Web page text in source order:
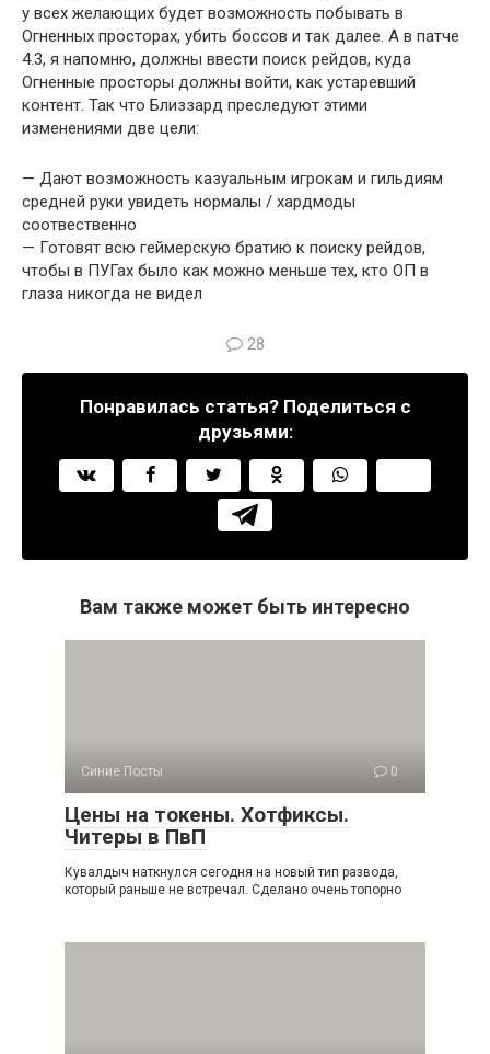
у всех желающих будет возможность побывать в
Огненных просторах, убить боссов и так далее. А в патче
4.3, я напомню, должны ввести поиск рейдов, куда
Огненные просторы должны войти, как устаревший
контент. Так что Близзард преследуют этими
изменениями две цели:
— Дают возможность казуальным игрокам и гильдиям
средней руки увидеть нормалы / хардмоды
соотвественно
— Готовят всю геймерскую братию к поиску рейдов,
чтобы в ПУГах было как можно меньше тех, кто ОП в
глаза никогда не видел
28
Понравилась статья? Поделиться с
друзьями:
Вам также может быть интересно
Синие Посты 0
Цены на токены. Хотфиксы.
Читеры в ПвП
Кувалдыч наткнулся сегодня на новый тип развода,
который раньше не встречал. Сделано очень топорно